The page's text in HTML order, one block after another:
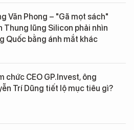
Văn Phong – "Gã mọt sách"
Thung lũng Silicon phải nhìn
Quốc bằng ánh mắt khác
chức CEO GP.Invest, ông
Trí Dũng tiết lộ mục tiêu gì?